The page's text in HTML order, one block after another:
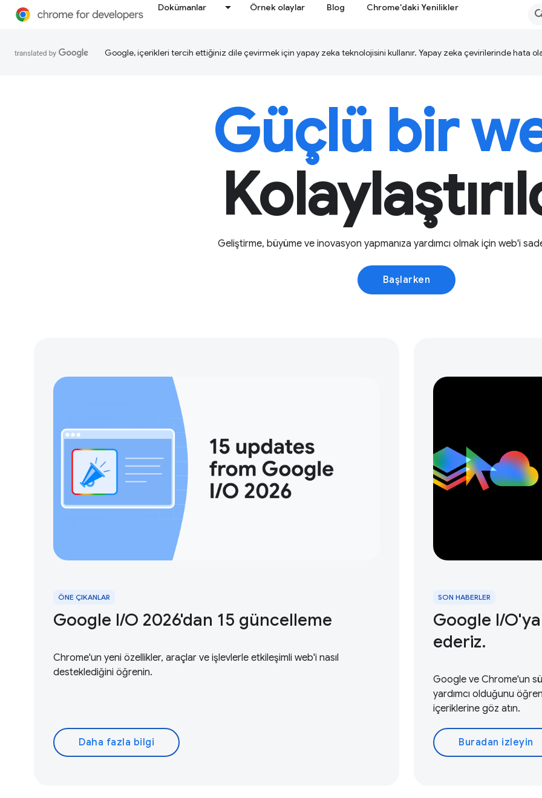
Dokümanlar Örnek olaylar Blog Chrome'daki Yenilikler
Google, içerikleri tercih ettiğiniz dile çevirmek için yapay zeka teknolojisini kullanır. Yapay zeka çevirilerinde hata
Güçlü bir
Geliştirme, büyüme ve inovasyon yapmanıza yardımcı olmak için web'i
Başlarken
ÖNE ÇIKANLAR
Google I / O 2026'dan 15 güncelleme
Chrome'un yeni özellikler, araçlar ve işlevlerle etkileşimli web'i nasıl
desteklediğini öğrenin.
Daha fazla bilgi
SON HABERLER
Google I /
ederiz.
Google ve Chrome'un
yardımcı olduğunu
içeriklerine göz atın.
Buradan izleyin